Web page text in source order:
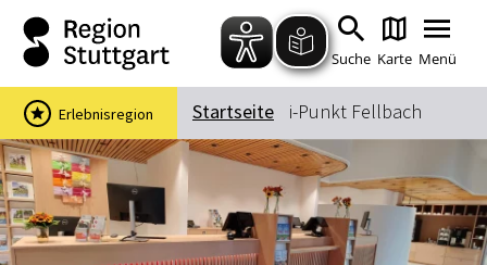
Zum Hauptinhalt springen
Zur Suche springen
Zur Hauptnavigation
Zum Footer springen
Suche Karte Menü
Suchbegriff
Das könnte Sie interessieren
Startseite i-Punkt Fellbach
Erlebnisregion